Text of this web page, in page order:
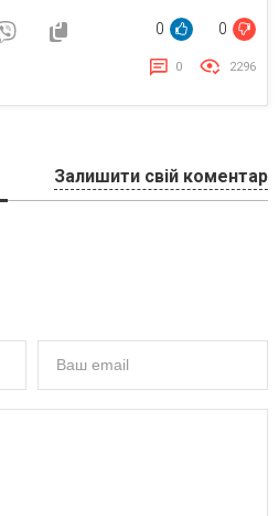
0 0
0 2296
Залишити свій коментар